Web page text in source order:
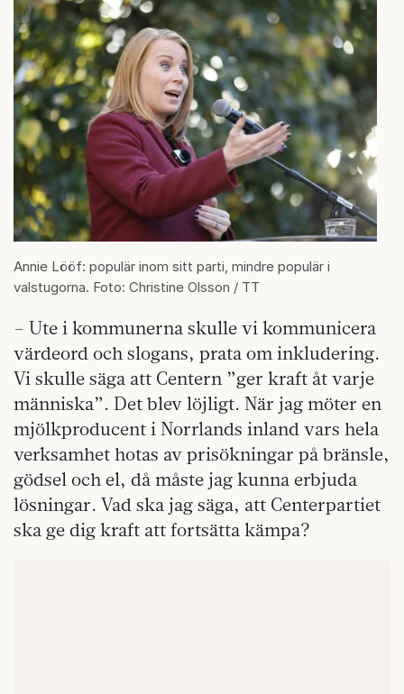
Annie Lööf: populär inom sitt parti, mindre populär i
valstugorna. Foto: Christine Olsson / TT
– Ute i kommunerna skulle vi kommunicera
värdeord och slogans, prata om inkludering.
Vi skulle säga att Centern ”ger kraft åt varje
människa”. Det blev löjligt. När jag möter en
mjölkproducent i Norrlands inland vars hela
verksamhet hotas av prisökningar på bränsle,
gödsel och el, då måste jag kunna erbjuda
lösningar. Vad ska jag säga, att Centerpartiet
ska ge dig kraft att fortsätta kämpa?